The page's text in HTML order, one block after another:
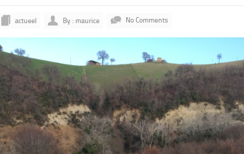
actueel By : maurice No Comments